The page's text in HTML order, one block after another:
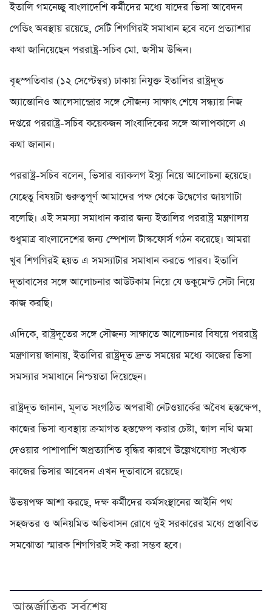
ইতালি গমনেচ্ছু বাংলাদেশি কর্মীদের মধ্যে যাদের ভিসা আবেদন
পেন্ডিং অবস্থায় রয়েছে, সেটি শিগগিরই সমাধান হবে বলে প্রত্যাশার
কথা জানিয়েছেন পররাষ্ট্র-সচিব মো. জসীম উদ্দিন।
বৃহস্পতিবার (১২ সেপ্টেম্বর) ঢাকায় নিযুক্ত ইতালির রাষ্ট্রদূত
অ্যান্তোনিও আলেসান্দ্রোর সঙ্গে সৌজন্য সাক্ষাৎ শেষে সন্ধ্যায় নিজ
দপ্তরে পররাষ্ট্র-সচিব কয়েকজন সাংবাদিকের সঙ্গে আলাপকালে এ
কথা জানান।
পররাষ্ট্র-সচিব বলেন, ভিসার ব্যাকলগ ইস্যু নিয়ে আলোচনা হয়েছে।
যেহেতু বিষয়টা গুরুত্বপূর্ণ আমাদের পক্ষ থেকে উদ্বেগের জায়গাটা
বলেছি। এই সমস্যা সমাধান করার জন্য ইতালির পররাষ্ট্র মন্ত্রণালয়
শুধুমাত্র বাংলাদেশের জন্য স্পেশাল টাস্কফোর্স গঠন করেছে। আমরা
খুব শিগগিরই হয়ত এ সমস্যাটার সমাধান করতে পারব। ইতালি
দূতাবাসের সঙ্গে আলোচনার আউটকাম নিয়ে যে ডকুমেন্ট সেটা নিয়ে
কাজ করছি।
এদিকে, রাষ্ট্রদূতের সঙ্গে সৌজন্য সাক্ষাতে আলোচনার বিষয়ে পররাষ্ট্র
মন্ত্রণালয় জানায়, ইতালির রাষ্ট্রদূত দ্রুত সময়ের মধ্যে কাজের ভিসা
সমস্যার সমাধানে নিশ্চয়তা দিয়েছেন।
রাষ্ট্রদূত জানান, মূলত সংগঠিত অপরাধী নেটওয়ার্কের অবৈধ হস্তক্ষেপ,
কাজের ভিসা ব্যবস্থায় ক্রমাগত হস্তক্ষেপ করার চেষ্টা, জাল নথি জমা
দেওয়ার পাশাপাশি অপ্রত্যাশিত বৃদ্ধির কারণে উল্লেখযোগ্য সংখ্যক
কাজের ভিসার আবেদন এখন দূতাবাসে রয়েছে।
উভয়পক্ষ আশা করছে, দক্ষ কর্মীদের কর্মসংস্থানের আইনি পথ
সহজতর ও অনিয়মিত অভিবাসন রোধে দুই সরকারের মধ্যে প্রস্তাবিত
সমঝোতা স্মারক শিগগিরই সই করা সম্ভব হবে।